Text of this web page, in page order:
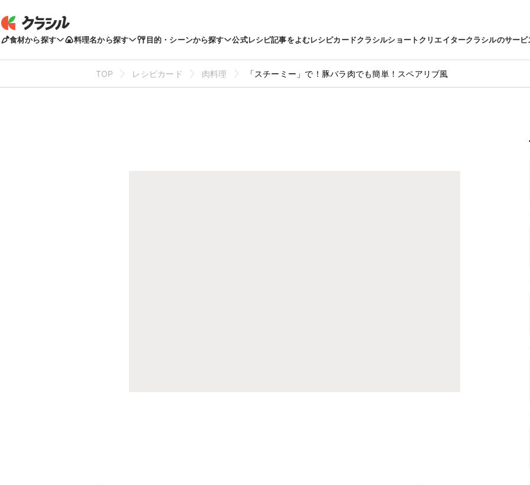
食材から探す 料理名から探す 目的・シーンから探す 公式レシピ記事をよむレシピカードクラシルショートクリエイタークラシルのサービ
TOP レシピカード 肉料理 「スチーミー」で！豚バラ肉でも簡単！スペアリブ風